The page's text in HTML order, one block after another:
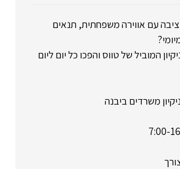
עם אווירה משפחתית, תנאים
המוביל של טווס והפכו כל יום ליום
משרדים ביבנה